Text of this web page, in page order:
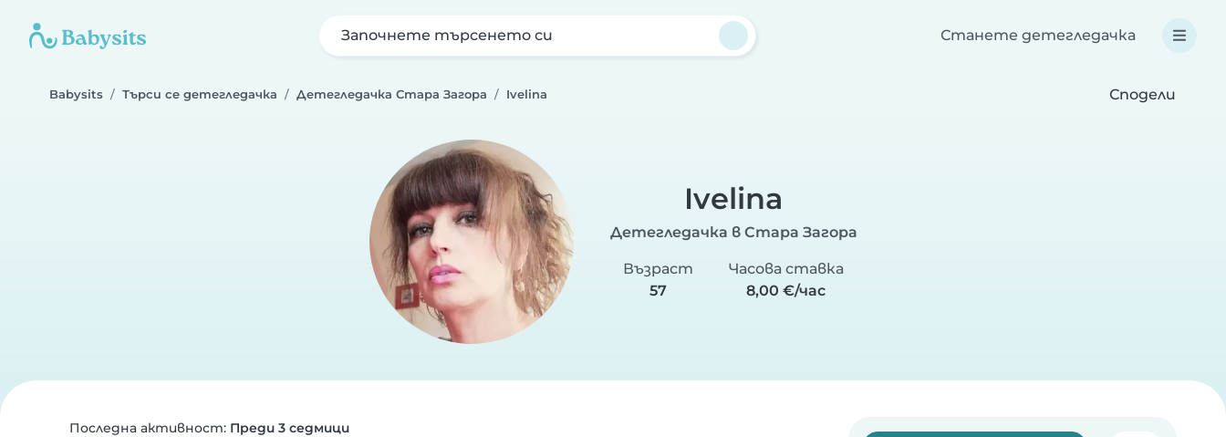
Започнете търсенето си Станете детегледачка
Babysits Търси се детегледачка Детегледачка Стара Загора Ivelina Сподели
Ivelina
Детегледачка в Стара Загора
Възраст
57
Часова ставка
8,00 €/час
Последна активност: Преди 3 седмици